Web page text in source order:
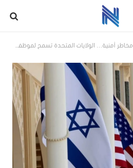
أمنية… الولايات المتحدة تسمح لموظفي سفارتها بمغادرة الأراضي المحتلة